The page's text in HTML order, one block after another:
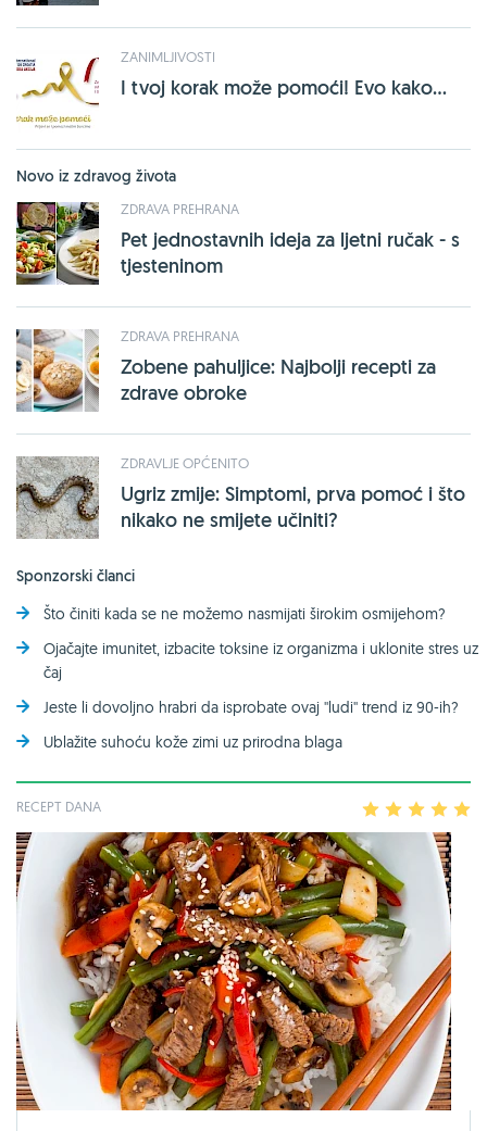
ZANIMLJIVOSTI
I tvoj korak može pomoći! Evo kako...
Novo iz zdravog života
ZDRAVA PREHRANA
Pet jednostavnih ideja za ljetni ručak - s
tjesteninom
ZDRAVA PREHRANA
Zobene pahuljice: Najbolji recepti za
zdrave obroke
ZDRAVLJE OPĆENITO
Ugriz zmije: Simptomi, prva pomoć i što
nikako ne smijete učiniti?
Sponzorski članci
Što činiti kada se ne možemo nasmijati širokim osmijehom?
Ojačajte imunitet, izbacite toksine iz organizma i uklonite stres uz
čaj
Jeste li dovoljno hrabri da isprobate ovaj ''ludi'' trend iz 90-ih?
Ublažite suhoću kože zimi uz prirodna blaga
RECEPT DANA 2 3 4